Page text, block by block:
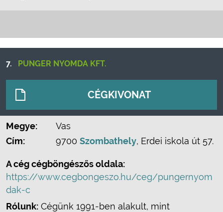
7. PUNGER NYOMDA KFT.
CÉGKIVONAT
Megye:
Vas
Cím:
9700 Szombathely, Erdei iskola út 57.
A cég cégböngészős oldala:
https://www.cegbongeszo.hu/ceg/pungernyom
dak-c
Rólunk: Cégünk 1991-ben alakult, mint